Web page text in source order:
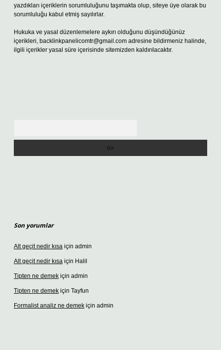
yazdıkları içeriklerin sorumluluğunu taşımakta olup, siteye üye olarak bu
sorumluluğu kabul etmiş sayılırlar.
Hukuka ve yasal düzenlemelere aykırı olduğunu düşündüğünüz
içerikleri, backlinkpanelicomtr@gmail.com adresine bildirmeniz halinde,
ilgili içerikler yasal süre içerisinde sitemizden kaldırılacaktır.
Son yorumlar
Alt geçit nedir kısa için admin
Alt geçit nedir kısa için Halil
Tipten ne demek için admin
Tipten ne demek için Tayfun
Formalist analiz ne demek için admin